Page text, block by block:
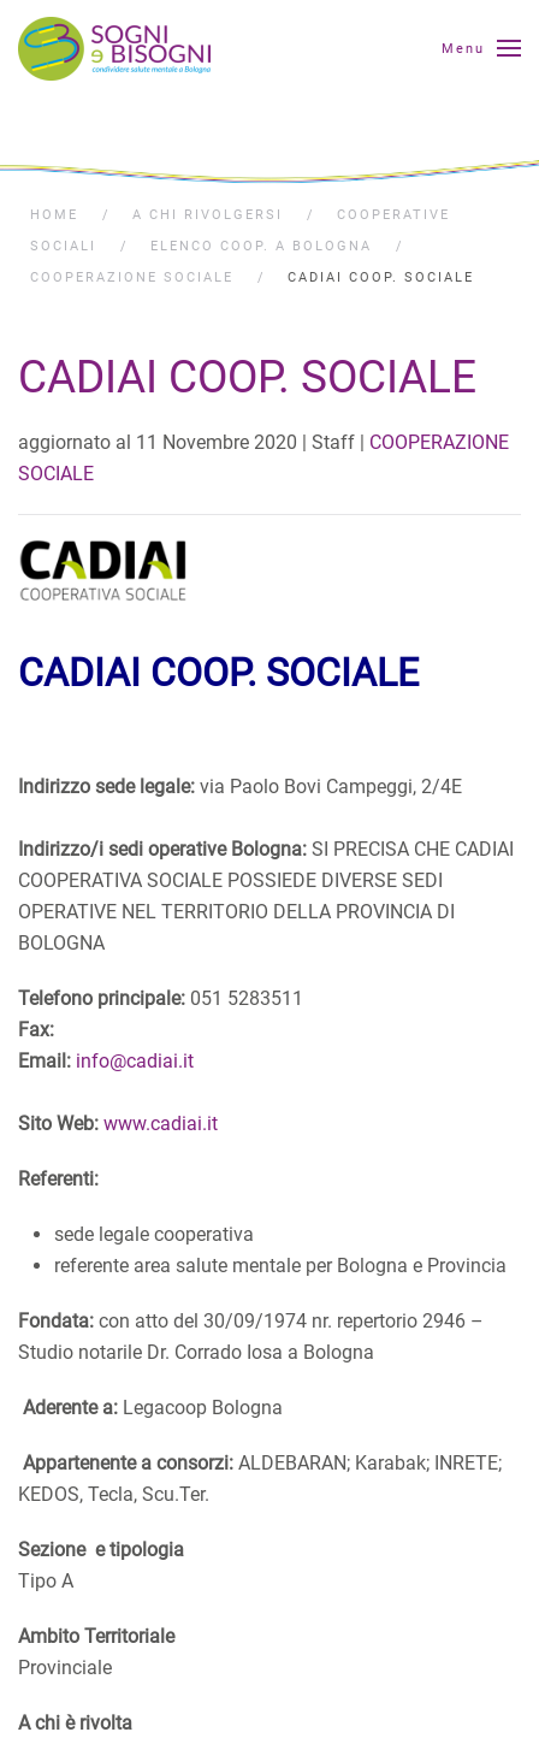
Menu
HOME A CHI RIVOLGERSI
COOPERATIVE
SOCIALI
ELENCO COOP. A BOLOGNA
COOPERAZIONE SOCIALE
CADIAI COOP. SOCIALE
CADIAI COOP. SOCIALE
aggiornato al 11 Novembre 2020 | Staff | COOPERAZIONE
SOCIALE
CADIAI COOP. SOCIALE
Indirizzo sede legale: via Paolo Bovi Campeggi, 2/4E
Indirizzo/i sedi operative Bologna: SI PRECISA CHE CADIAI
COOPERATIVA SOCIALE POSSIEDE DIVERSE SEDI
OPERATIVE NEL TERRITORIO DELLA PROVINCIA DI
BOLOGNA
Telefono principale: 051 5283511
Fax:
Email: info@cadiai.it
Sito Web: www.cadiai.it
Referenti:
sede legale cooperativa
referente area salute mentale per Bologna e Provincia
Fondata: con atto del 30/09/1974 nr. repertorio 2946 –
Studio notarile Dr. Corrado Iosa a Bologna
Aderente a: Legacoop Bologna
Appartenente a consorzi: ALDEBARAN; Karabak; INRETE;
KEDOS, Tecla, Scu.Ter.
Sezione e tipologia
Tipo A
Ambito Territoriale
Provinciale
A chi è rivolta